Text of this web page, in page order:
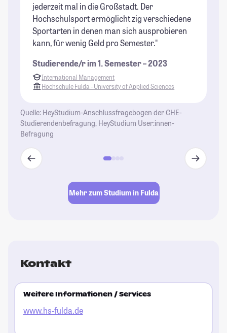
jederzeit mal in die Großstadt. Der
Hochschulsport ermöglicht zig verschiedene
Sportarten in denen man sich ausprobieren
kann, für wenig Geld pro Semester."
Studierende/r im 1. Semester – 2023
International Management
Hochschule Fulda - University of Applied Sciences
Quelle: HeyStudium-Anschlussfragebogen der CHE-
Studierendenbefragung, HeyStudium User:innen-
Befragung
Mehr zum Studium in Fulda
Kontakt
Weitere Informationen / Services
www.hs-fulda.de